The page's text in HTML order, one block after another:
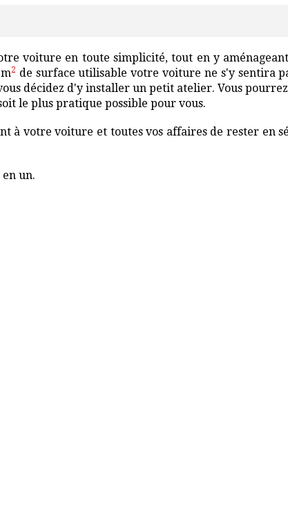
voiture en toute simplicité, tout en y
2 de surface utilisable votre voiture ne s'y sentira
décidez d'y installer un petit atelier. Vous
le plus pratique possible pour vous.
à votre voiture et toutes vos affaires de rester en
un.